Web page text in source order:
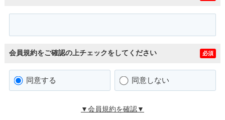
会員規約をご確認の上チェックをしてください 必須
同意する 同意しない
▼会員規約を確認▼